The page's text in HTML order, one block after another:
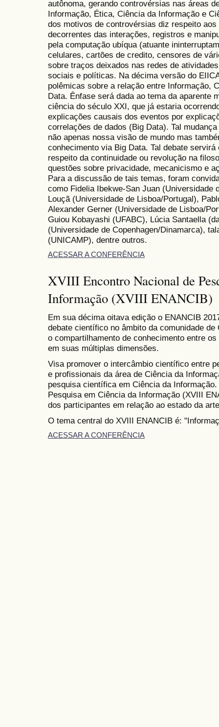
autônoma, gerando controvérsias nas áreas
Informação, Ética, Ciência da Informação e
dos motivos de controvérsias diz respeito
decorrentes das interações, registros e
pela computação ubíqua (atuante
celulares, cartões de credito, censores de
sobre traços deixados nas redes de
sociais e políticas. Na décima versão do
polêmicas sobre a relação entre Informação,
Data. Ênfase será dada ao tema da aparente
ciência do século XXI, que já estaria
explicações causais dos eventos por
correlações de dados (Big Data). Tal
não apenas nossa visão de mundo mas
conhecimento via Big Data. Tal debate
respeito da continuidade ou revolução na
questões sobre privacidade, mecanicismo e
Para a discussão de tais temas, foram
como Fidelia Ibekwe-San Juan (Universidade
Louçã (Universidade de Lisboa/Portugal),
Alexander Gerner (Universidade de Lisboa/
Guiou Kobayashi (UFABC), Lúcia Santaella
(Universidade de Copenhagen/Dinamarca),
(UNICAMP), dentre outros.
ACESSAR A CONFERÊNCIA
XVIII Encontro Nacional de
Informação (XVIII ENANCIB)
Em sua décima oitava edição o ENANCIB
debate científico no âmbito da comunidade
o compartilhamento de conhecimento entre
em suas múltiplas dimensões.
Visa promover o intercâmbio científico entre
e profissionais da área de Ciência da
pesquisa científica em Ciência da
Pesquisa em Ciência da Informação (XVIII
dos participantes em relação ao estado da
O tema central do XVIII ENANCIB é:
ACESSAR A CONFERÊNCIA